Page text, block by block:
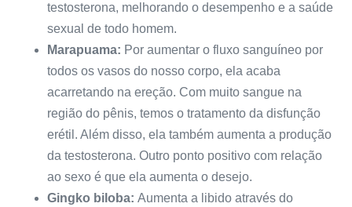
testosterona, melhorando o desempenho e a saúde
sexual de todo homem.
Marapuama: Por aumentar o fluxo sanguíneo por
todos os vasos do nosso corpo, ela acaba
acarretando na ereção. Com muito sangue na
região do pênis, temos o tratamento da disfunção
erétil. Além disso, ela também aumenta a produção
da testosterona. Outro ponto positivo com relação
ao sexo é que ela aumenta o desejo.
Gingko biloba: Aumenta a libido através do